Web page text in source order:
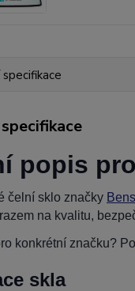
popis
čelní sklo značky
na kvalitu,
konkrétní značku?
skla